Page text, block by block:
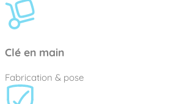
Clé en main
Fabrication & pose